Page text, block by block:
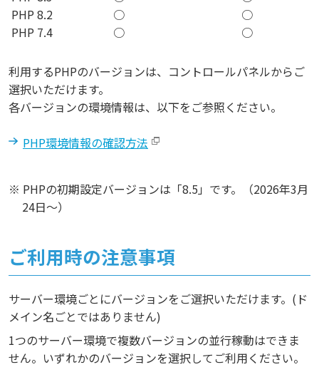
PHP 8.2
○
○
PHP 7.4
○ ○
利用するPHPのバージョンは、コントロールパネルからご
選択いただけます。
各バージョンの環境情報は、以下をご参照ください。
PHP環境情報の確認方法
※ PHPの初期設定バージョンは「8.5」です。（2026年3月
24日～）
ご利用時の注意事項
サーバー環境ごとにバージョンをご選択いただけます。(ド
メイン名ごとではありません)
1つのサーバー環境で複数バージョンの並行稼動はできま
せん。いずれかのバージョンを選択してご利用ください。